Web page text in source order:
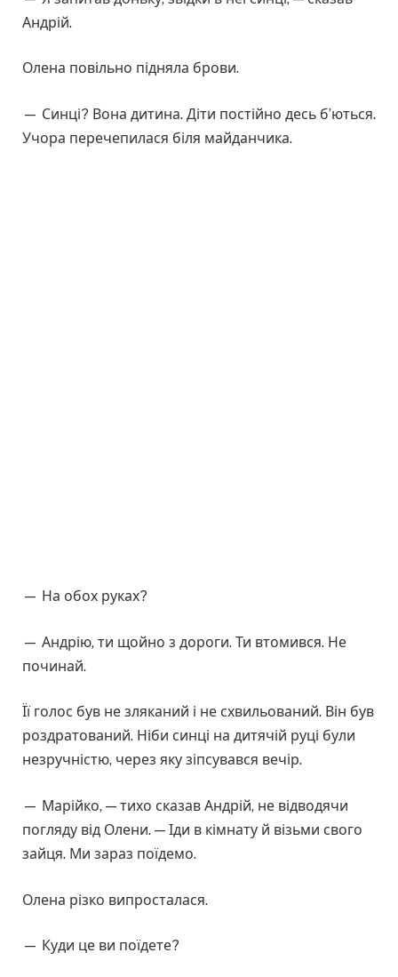
Андрій.
Олена повільно підняла брови.
— Синці? Вона дитина. Діти постійно десь б’ються.
Учора перечепилася біля майданчика.
— На обох руках?
— Андрію, ти щойно з дороги. Ти втомився. Не
починай.
Її голос був не зляканий і не схвильований. Він був
роздратований. Ніби синці на дитячій руці були
незручністю, через яку зіпсувався вечір.
— Марійко, — тихо сказав Андрій, не відводячи
погляду від Олени. — Іди в кімнату й візьми свого
зайця. Ми зараз поїдемо.
Олена різко випросталася.
— Куди це ви поїдете?